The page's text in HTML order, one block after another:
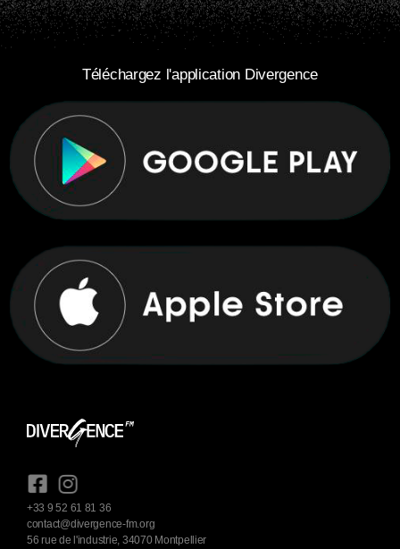
Téléchargez l'application Divergence
+33 9 52 61 81 36
contact@divergence-fm.org
56 rue de l'industrie, 34070 Montpellier